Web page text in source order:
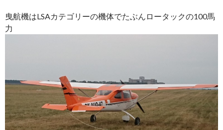
曳航機はLSAカテゴリーの機体でたぶんロータックの100馬
力